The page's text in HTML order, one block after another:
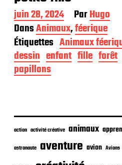
D
a
t
e
d
e
p
i
a
t
i
juin 28, 2024 ParHugo
DansAnimaux,féerique
Étiquettes Animaux
dessin enfant fille forêt
papillons
action activité créative animaux
astronaute aventure avion Avions